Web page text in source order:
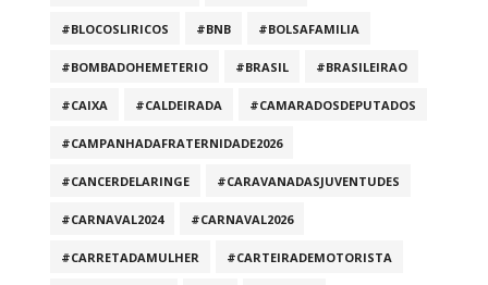
#BLOCOSLIRICOS #BNB #BOLSAFAMILIA
#BOMBADOHEMETERIO #BRASIL #BRASILEIRAO
#CAIXA #CALDEIRADA #CAMARADOSDEPUTADOS
#CAMPANHADAFRATERNIDADE2026
#CANCERDELARINGE #CARAVANADASJUVENTUDES
#CARNAVAL2024 #CARNAVAL2026
#CARRETADAMULHER #CARTEIRADEMOTORISTA